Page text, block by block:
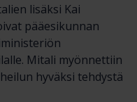
lisäksi Kai
pääesikunnan
Mitali myönnettiin
hyväksi tehdystä